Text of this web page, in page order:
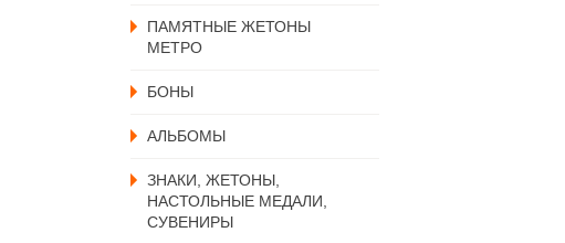
ПАМЯТНЫЕ ЖЕТОНЫ
МЕТРО
БОНЫ
АЛЬБОМЫ
ЗНАКИ, ЖЕТОНЫ,
НАСТОЛЬНЫЕ МЕДАЛИ,
СУВЕНИРЫ